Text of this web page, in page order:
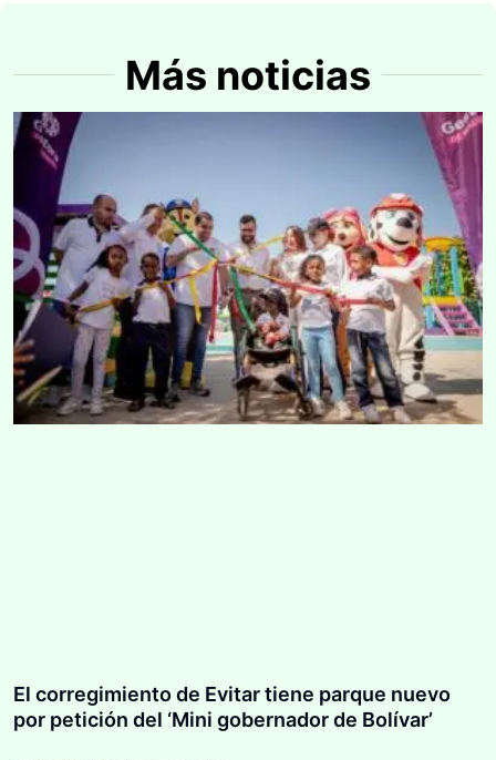
Más noticias
El corregimiento de Evitar tiene parque nuevo
por petición del ‘Mini gobernador de Bolívar’